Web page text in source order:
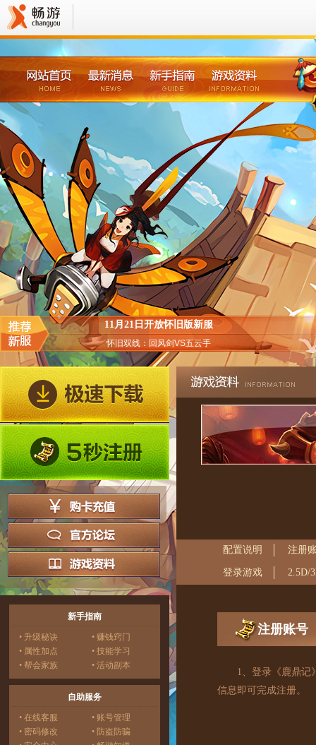
11月21日开放怀旧版新服
怀旧双线：回风剑VS五云手
新手指南
• 升级秘诀
• 赚钱窍门
• 属性加点
• 技能学习
• 帮会家族
• 活动副本
自助服务
• 在线客服
• 账号管理
• 密码修改
• 防盗防骗
配置说明 注册
登录游戏 2.5D/
注册账号
1、登录《鹿鼎记
信息即可完成注册。